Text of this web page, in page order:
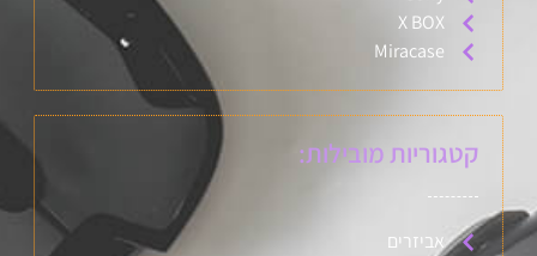
X BOX
Miracase
קטגוריות מובילות:
אביזרים